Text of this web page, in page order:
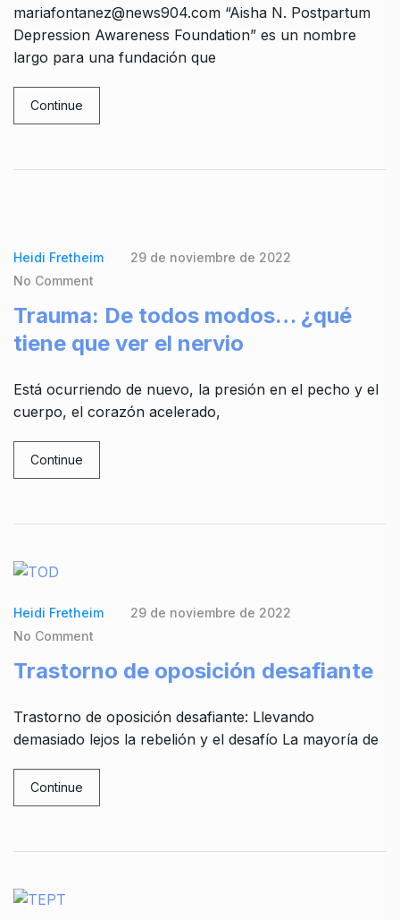
mariafontanez@news904.com “Aisha N. Postpartum
Depression Awareness Foundation” es un nombre
largo para una fundación que
Continue
Heidi Fretheim
29 de noviembre de 2022
No Comment
Trauma: De todos modos… ¿qué
tiene que ver el nervio
Está ocurriendo de nuevo, la presión en el pecho y el
cuerpo, el corazón acelerado,
Continue
Heidi Fretheim
29 de noviembre de 2022
No Comment
Trastorno de oposición desafiante
Trastorno de oposición desafiante: Llevando
demasiado lejos la rebelión y el desafío La mayoría de
Continue